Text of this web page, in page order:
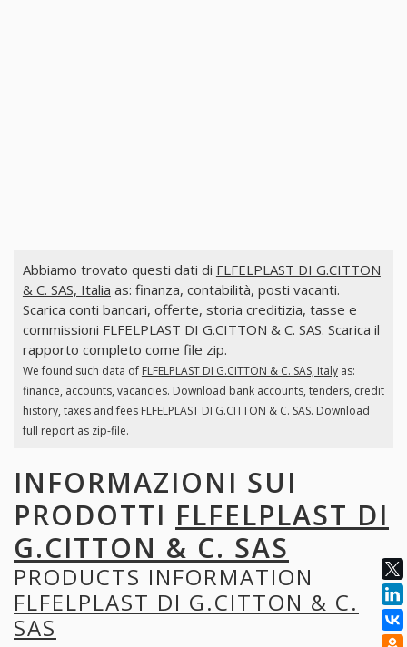
Abbiamo trovato questi dati di FLFELPLAST DI G.CITTON
& C. SAS, Italia as: finanza, contabilità, posti vacanti.
Scarica conti bancari, offerte, storia creditizia, tasse e
commissioni FLFELPLAST DI G.CITTON & C. SAS. Scarica il
rapporto completo come file zip.
We found such data of FLFELPLAST DI G.CITTON & C. SAS, Italyas:
finance, accounts, vacancies. Download bank accounts, tenders, credit
history, taxes and fees FLFELPLAST DI G.CITTON & C. SAS. Download
full report as zip-file.
INFORMAZIONI SUI
PRODOTTI FLFELPLAST DI
G.CITTON & C. SAS
PRODUCTS INFORMATION
FLFELPLAST DI G.CITTON & C.
SAS